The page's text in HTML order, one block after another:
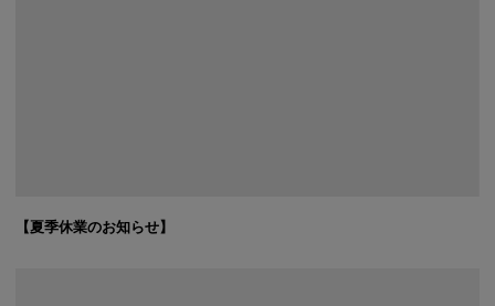
【夏季休業のお知らせ】